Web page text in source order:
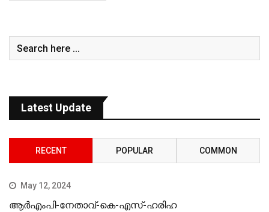
Latest Update
RECENT POPULAR COMMON
May 12, 2024
ആർഎംപി-നേതാവ്-കെ-എസ്-ഹരിഹ